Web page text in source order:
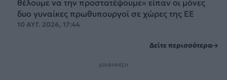
θέλουμε να την προστατέψουμε» είπαν οι μόνες
δυο γυναίκες πρωθυπουργοί σε χώρες της ΕΕ
10 ΑΥΓ. 2026, 17:44
Δείτε περισσότερα
ΔΙΑΦΗΜΙΣΗ